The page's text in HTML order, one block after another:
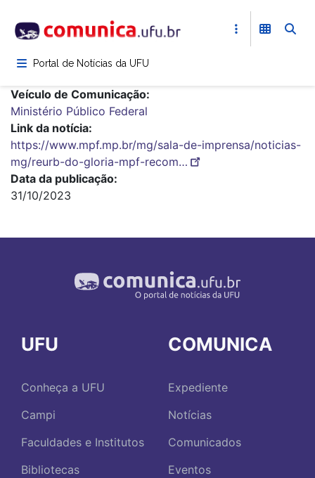
para
conteúdoPortal de Notícias da UFU
Veículo de Comunicação
Ministério Público Federal
Link da notícia
https://www.mpf.mp.br/mg/sala-de-imprensa/noticias-
mg/reurb-do-gloria-mpf-recom…
Data da publicação
31/10/2023
UFU
Conheça a UFU
Campi
Faculdades e Institutos
Bibliotecas
COMUNICA
Expediente
Notícias
Comunicados
Eventos